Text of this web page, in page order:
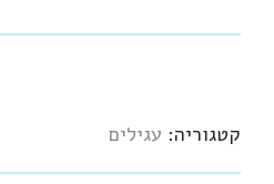
קטגוריה: עגילים